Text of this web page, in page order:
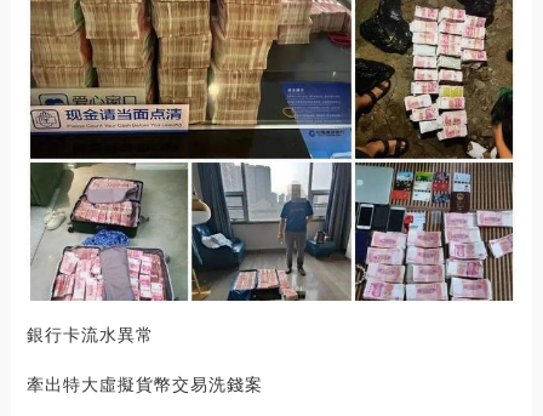
銀行卡流水異常
牽出特大虛擬貨幣交易洗錢案